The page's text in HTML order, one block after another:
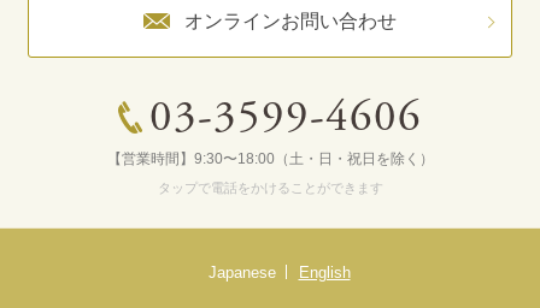
オンラインお問い合わせ
03-3599-4606
【営業時間】9:30〜18:00（土・日・祝日を除く）
タップで電話をかけることができます
Japanese English